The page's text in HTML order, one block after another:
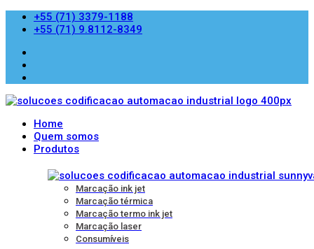
+55 (71) 3379-1188
+55 (71) 9.8112-8349
Home
Quem somos
Produtos
Marcação ink jet
Marcação térmica
Marcação termo ink jet
Marcação laser
Consumíveis